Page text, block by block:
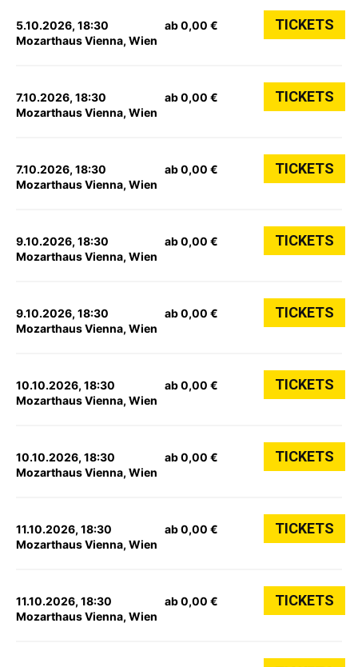
5.10.2026, 18:30
Mozarthaus Vienna, Wien
ab 0,00 € TICKETS
7.10.2026, 18:30
Mozarthaus Vienna, Wien
ab 0,00 € TICKETS
7.10.2026, 18:30
Mozarthaus Vienna, Wien
ab 0,00 € TICKETS
9.10.2026, 18:30
Mozarthaus Vienna, Wien
ab 0,00 € TICKETS
9.10.2026, 18:30
Mozarthaus Vienna, Wien
ab 0,00 € TICKETS
10.10.2026, 18:30
Mozarthaus Vienna, Wien
ab 0,00 € TICKETS
10.10.2026, 18:30
Mozarthaus Vienna, Wien
ab 0,00 € TICKETS
11.10.2026, 18:30
Mozarthaus Vienna, Wien
ab 0,00 € TICKETS
11.10.2026, 18:30
Mozarthaus Vienna, Wien
ab 0,00 € TICKETS